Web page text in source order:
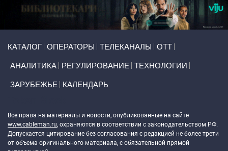
КАТАЛОГ ОПЕРАТОРЫ ТЕЛЕКАНАЛЫ ОТТ
АНАЛИТИКА РЕГУЛИРОВАНИЕ ТЕХНОЛОГИИ
ЗАРУБЕЖЬЕ КАЛЕНДАРЬ
Все права на материалы и новости, опубликованные на сайте
www.cableman.ru, охраняются в соответствии с законодательством РФ.
Допускается цитирование без согласования с редакцией не более трети
от объема оригинального материала, с обязательной прямой